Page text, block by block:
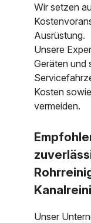
Wir setzen
Ausrüstung.
Unsere
Geräten und
Kosten
vermeiden.
Unser